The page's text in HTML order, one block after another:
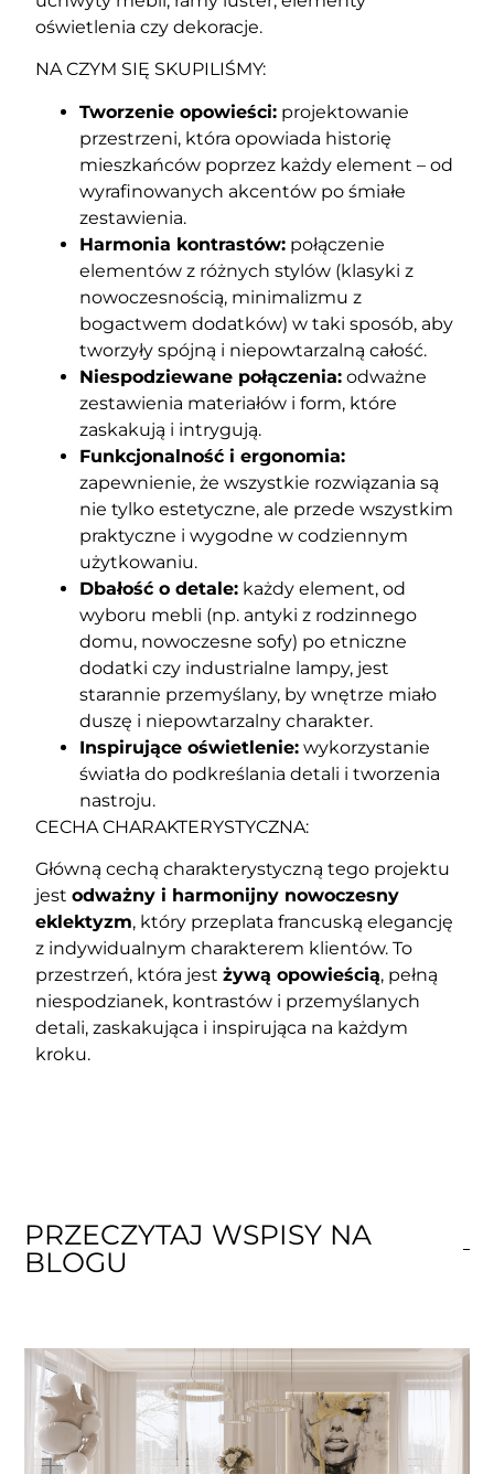
oświetlenia czy dekoracje.
NA CZYM SIĘ SKUPILIŚMY:
Tworzenie opowieści: projektowanie
przestrzeni, która opowiada historię
mieszkańców poprzez każdy element – od
wyrafinowanych akcentów po śmiałe
zestawienia.
Harmonia kontrastów: połączenie
elementów z różnych stylów (klasyki z
nowoczesnością, minimalizmu z
bogactwem dodatków) w taki sposób, aby
tworzyły spójną i niepowtarzalną całość.
Niespodziewane połączenia: odważne
zestawienia materiałów i form, które
zaskakują i intrygują.
Funkcjonalność i ergonomia:
zapewnienie, że wszystkie rozwiązania są
nie tylko estetyczne, ale przede wszystkim
praktyczne i wygodne w codziennym
użytkowaniu.
Dbałość o detale: każdy element, od
wyboru mebli (np. antyki z rodzinnego
domu, nowoczesne sofy) po etniczne
dodatki czy industrialne lampy, jest
starannie przemyślany, by wnętrze miało
duszę i niepowtarzalny charakter.
Inspirujące oświetlenie: wykorzystanie
światła do podkreślania detali i tworzenia
nastroju.
CECHA CHARAKTERYSTYCZNA:
Główną cechą charakterystyczną tego projektu
jestodważny i harmonijny nowoczesny
eklektyzm, który przeplata francuską elegancję
z indywidualnym charakterem klientów. To
przestrzeń, która jestżywą opowieścią, pełną
niespodzianek, kontrastów i przemyślanych
detali, zaskakująca i inspirująca na każdym
kroku.
PRZECZYTAJ WSPISY NA
BLOGU